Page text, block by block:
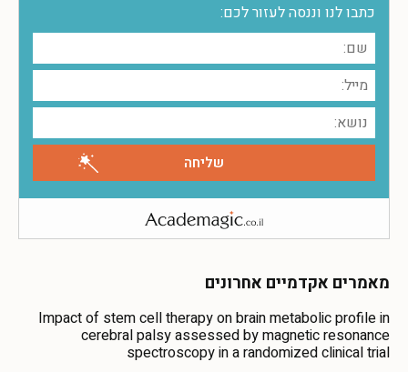
כתבו לנו וננסה לעזור לכם:
מאמרים אקדמיים אחרונים
Impact of stem cell therapy on brain metabolic profile in
cerebral palsy assessed by magnetic resonance
spectroscopy in a randomized clinical trial